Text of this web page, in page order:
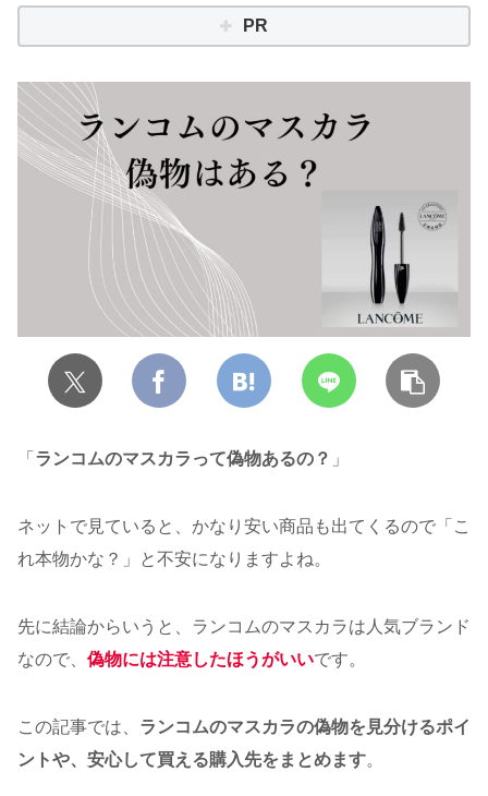
PR
「 ランコムのマスカラって偽物あるの？ 」
ネットで見ていると、かなり安い商品も出てくるので「こ
れ本物かな？」と不安になりますよね。
先に結論からいうと、ランコムのマスカラは人気ブランド
なので、 偽物には注意したほうがいいです。
この記事では、 ランコムのマスカラの偽物を見分けるポイ
ントや、安心して買える購入先をまとめます。